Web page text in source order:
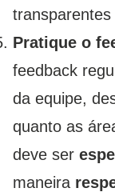
Pratique o
feedback
da equipe,
quanto as
deve ser
maneira